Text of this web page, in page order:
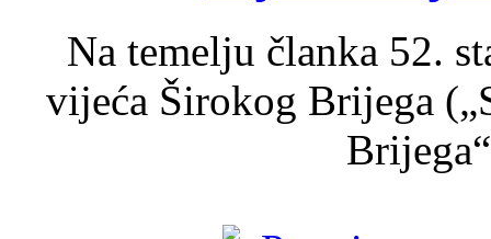
Na temelju članka 52.
vijeća Širokog Brijega